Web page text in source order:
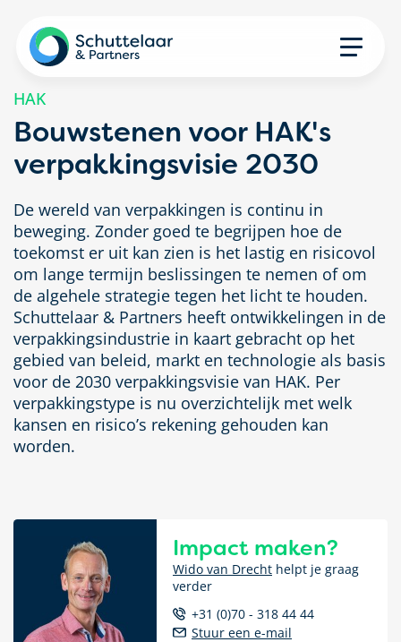
HAK
Bouwstenen voor HAK's
verpakkingsvisie 2030
De wereld van verpakkingen is continu in
beweging. Zonder goed te begrijpen hoe de
toekomst er uit kan zien is het lastig en risicovol
om lange termijn beslissingen te nemen of om
de algehele strategie tegen het licht te houden.
Schuttelaar & Partners heeft ontwikkelingen in de
verpakkingsindustrie in kaart gebracht op het
gebied van beleid, markt en technologie als basis
voor de 2030 verpakkingsvisie van HAK. Per
verpakkingstype is nu overzichtelijk met welk
kansen en risico’s rekening gehouden kan
worden.
Impact maken?
Wido van Drecht helpt je graag
verder
+31 (0)70 - 318 44 44
Stuur een e-mail